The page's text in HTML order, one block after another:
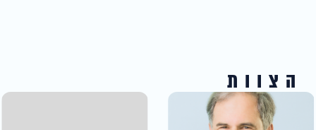
הצוות